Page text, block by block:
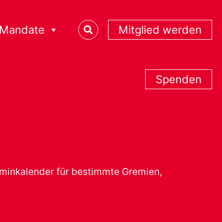
Mandate Mitglied werden
Spenden
für bestimmte Gremien,